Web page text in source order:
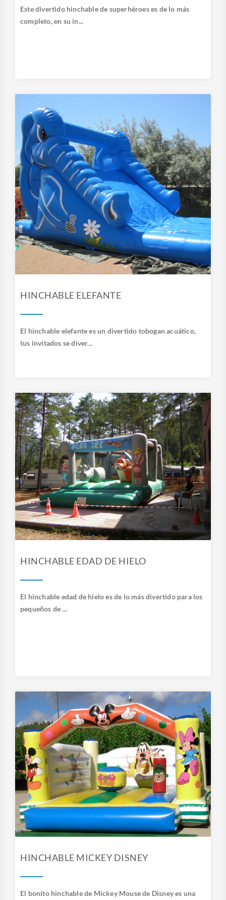
Este divertido hinchable de superhéroes es de lo más
completo, en su in...
HINCHABLE ELEFANTE
El hinchable elefante es un divertido tobogan acuático,
tus invitados se diver...
HINCHABLE EDAD DE HIELO
El hinchable edad de hielo es de lo más divertido para los
pequeños de ...
HINCHABLE MICKEY DISNEY
El bonito hinchable de Mickey Mouse de Disney es una